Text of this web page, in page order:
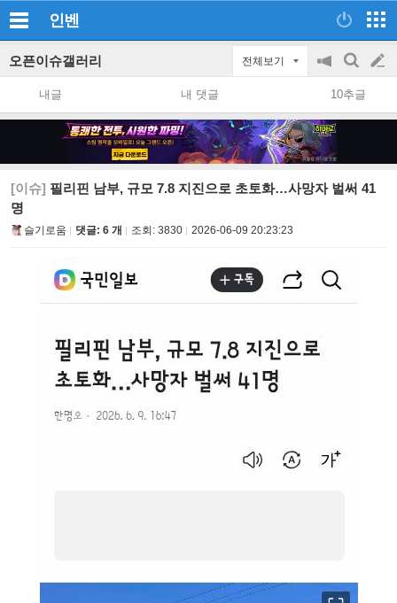
인벤
오픈이슈갤러리 전체보기
공
지
on/off
검
색
글
쓰
내글 내 댓글 10추글
[이슈] 필리핀 남부, 규모 7.8 지진으로 초토화…사망자 벌써 41
명
슬기로움 댓글: 6 개 조회: 3830 2026-06-09 20:23:23